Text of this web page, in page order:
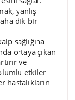
yanlış
dik bir
sağlığına
ortaya çıkan
ve
etkiler
hastalıkların